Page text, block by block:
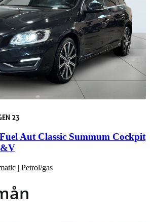
23
Aut Classic Summum Cockpit
| Petrol/gas